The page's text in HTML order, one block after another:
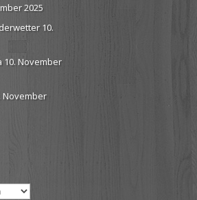
2025
10.
10. November
November